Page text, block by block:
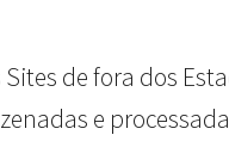
de fora dos
e